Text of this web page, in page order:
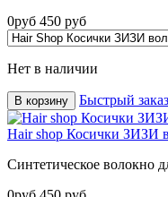
0руб 450 руб
Нет в наличии
В корзину Быстрый заказ
Hair shop Косички ЗИЗИ
Синтетическое волокно